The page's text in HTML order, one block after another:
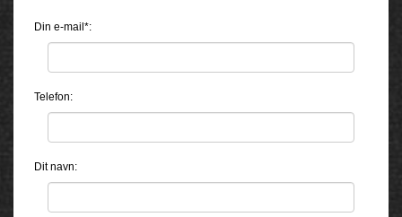
Din e-mail*:
Telefon:
Dit navn: